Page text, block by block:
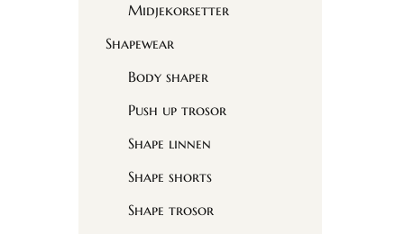
Midjekorsetter
Shapewear
Body shaper
Push up trosor
Shape linnen
Shape shorts
Shape trosor